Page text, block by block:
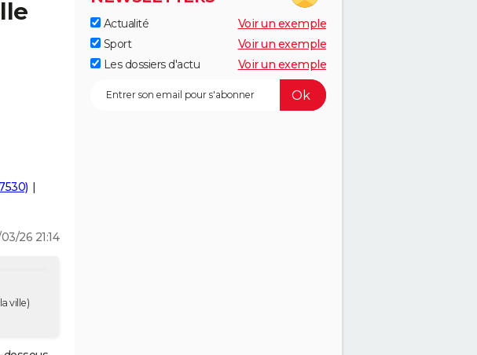
26 21:14
ville)
Actualité
Voir un exemple
Sport
Voir un exemple
Les dossiers d'actu
Voir un exemple